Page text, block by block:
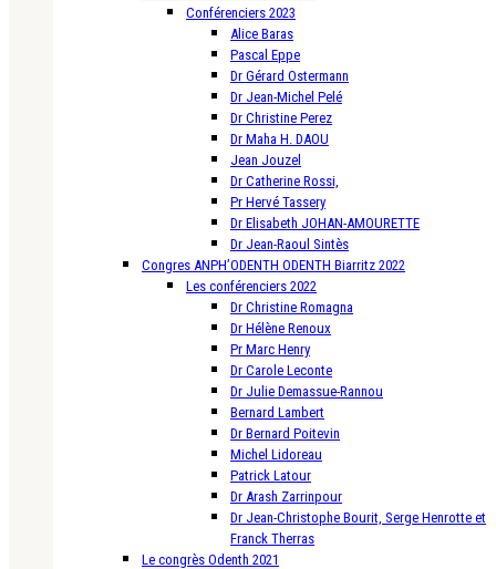
Conférenciers 2023
Alice Baras
Pascal Eppe
Dr Gérard Ostermann
Dr Jean-Michel Pelé
Dr Christine Perez
Dr Maha H. DAOU
Jean Jouzel
Dr Catherine Rossi,
Pr Hervé Tassery
Dr Elisabeth JOHAN-AMOURETTE
Dr Jean-Raoul Sintès
Congres ANPH’ODENTH ODENTH Biarritz 2022
Les conférenciers 2022
Dr Christine Romagna
Dr Hélène Renoux
Pr Marc Henry
Dr Carole Leconte
Dr Julie Demassue-Rannou
Bernard Lambert
Dr Bernard Poitevin
Michel Lidoreau
Patrick Latour
Dr Arash Zarrinpour
Dr Jean-Christophe Bourit, Serge Henrotte et
Franck Therras
Le congrès Odenth 2021